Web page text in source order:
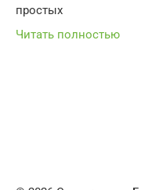
простых
Читать полностью